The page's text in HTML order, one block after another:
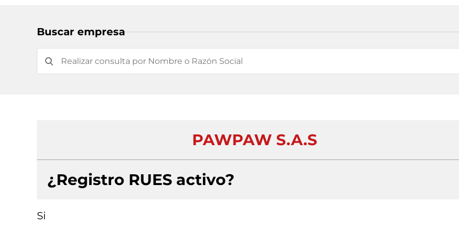
Buscar empresa
PAWPAW S.A.S
¿Registro RUES activo?
Si